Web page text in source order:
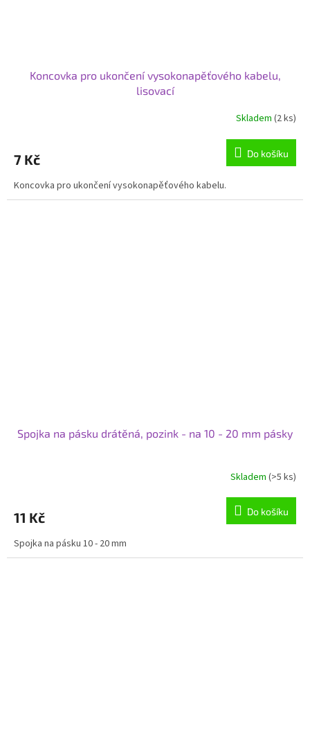
Koncovka pro ukončení vysokonapěťového kabelu,
lisovací
Skladem (2 ks)
7 Kč Do košíku
Koncovka pro ukončení vysokonapěťového kabelu.
Spojka na pásku drátěná, pozink - na 10 - 20 mm pásky
Skladem (>5 ks)
11 Kč Do košíku
Spojka na pásku 10 - 20 mm